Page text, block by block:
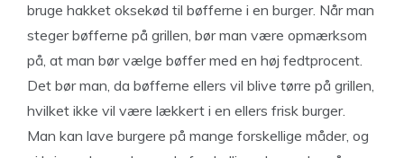
bruge hakket oksekød til bøfferne i en burger. Når man
steger bøfferne på grillen, bør man være opmærksom
på, at man bør vælge bøffer med en høj fedtprocent.
Det bør man, da bøfferne ellers vil blive tørre på grillen,
hvilket ikke vil være lækkert i en ellers frisk burger.
Man kan lave burgere på mange forskellige måder, og